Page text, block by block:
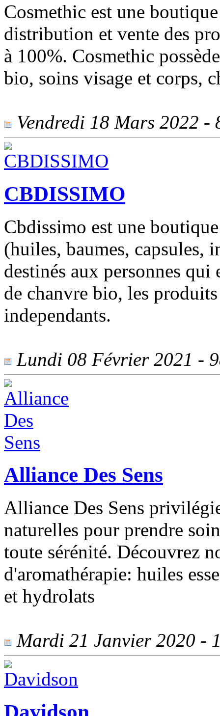
Cosmethic est une
distribution et vente des
à 100%. Cosmethic
bio, soins visage et corps,
Vendredi 18 Mars 2022 -
CBDISSIMO
Cbdissimo est une
(huiles, baumes, capsules,
destinés aux personnes
de chanvre bio, les
independants.
Lundi 08 Février 2021 -
Alliance Des Sens
Alliance Des Sens
naturelles pour prendre
toute sérénité. Découvrez
d'aromathérapie: huiles
et hydrolats
Mardi 21 Janvier 2020 -